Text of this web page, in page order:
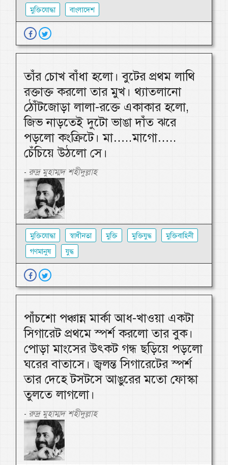
মুক্তিযোদ্ধা বাংলাদেশ
তাঁর চোখ বাঁধা হলো। বুটের প্রথম লাথি
রক্তাক্ত করলো তার মুখ। থ্যাতলানো
ঠোঁটজোড়া লালা-রক্তে একাকার হলো,
জিভ নাড়তেই দুটো ভাঙা দাঁত ঝরে
পড়লো কংক্রিটে। মা…..মাগো…..
চেঁচিয়ে উঠলো সে।
- রুদ্র মুহাম্মদ শহীদুল্লাহ
মুক্তিযোদ্ধা স্বাধীনতা মুক্তি মুক্তিযুদ্ধ
মুক্তিবাহিনী
গণমানুষ
যুদ্ধ
পাঁচশো পঞ্চান্ন মার্কা আধ-খাওয়া একটা
সিগারেট প্রথমে স্পর্শ করলো তার বুক।
পোড়া মাংসের উৎকট গন্ধ ছড়িয়ে পড়লো
ঘরের বাতাসে। জ্বলন্ত সিগারেটের স্পর্শ
তার দেহে টসটসে আঙুরের মতো ফোস্কা
তুলতে লাগলো।
- রুদ্র মুহাম্মদ শহীদুল্লাহ